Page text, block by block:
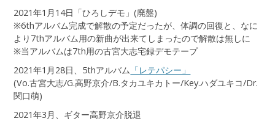
2021年1月14日「ひろしデモ」(廃盤)
※6thアルバム完成で解散の予定だったが、体調の回復と、なに
より7thアルバム用の新曲が出来てしまったので解散は無しに
※当アルバムは7th用の古宮大志宅録デモテープ
2021年1月28日、5thアルバム 「レテパシー」
(Vo.古宮大志/G.高野京介/B.タカユキカトー/Key.ハダユキコ/Dr.
関口萌)
2021年3月、ギター高野京介脱退